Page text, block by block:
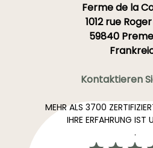
Ferme de la
1012 rue
59840
Kontaktieren
MEHR ALS 3700
IHRE ERFAHRUNG IST
.